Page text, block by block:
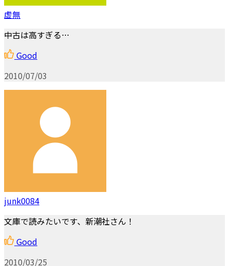
虚無
中古は高すぎる…
Good
2010/07/03
junk0084
文庫で読みたいです、新潮社さん！
Good
2010/03/25